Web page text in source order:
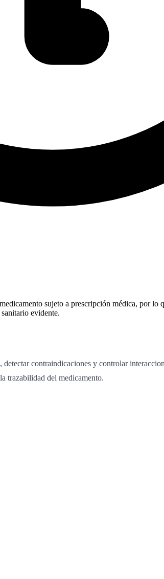
sujeto a prescripción médica, por
evidente.
contraindicaciones y controlar
trazabilidad del medicamento.